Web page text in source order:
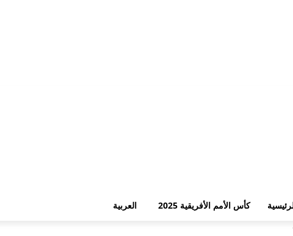
كأس الأمم الأفريقية 2025 العربية